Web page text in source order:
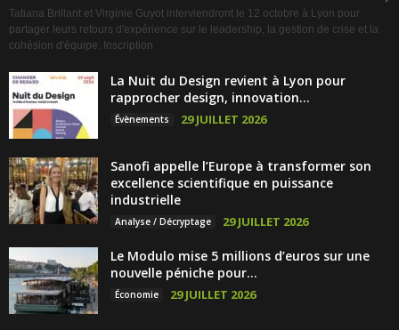
Tatiana Brillant et Virginie Guyot interviendront le 12 octobre à Lyon pour
partager leurs retours d'expérience sur le leadership, la gestion de crise et la
cohésion d'équipe. Inscription
La Nuit du Design revient à Lyon pour
rapprocher design, innovation...
Évènements 29 JUILLET 2026
Sanofi appelle l’Europe à transformer son
excellence scientifique en puissance
industrielle
Analyse / Décryptage 29 JUILLET 2026
Le Modulo mise 5 millions d’euros sur une
nouvelle péniche pour...
Économie 29 JUILLET 2026